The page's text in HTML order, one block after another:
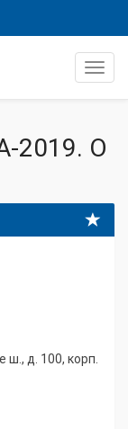
2019. О
ш., д. 100, корп.